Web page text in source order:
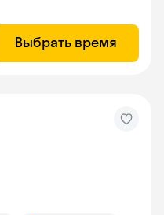
Выбрать время